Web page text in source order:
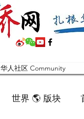
华人社区 Community
世界 🌎 版块